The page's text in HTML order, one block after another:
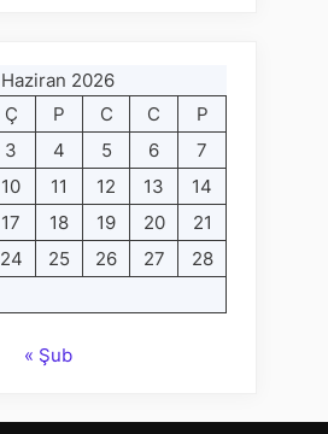
Haziran 2026
Ç P C C
P
3 4 5 6
7
10 11 12 13
14
17 18 19 20
21
24 25 26 27
28
« Şub